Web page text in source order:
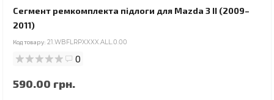
Сегмент ремкомплекта підлоги для Mazda 3 II (2009–
2011)
Код товару: 21.WBFLRPXXXX.ALL.0.00
0
590.00 грн.